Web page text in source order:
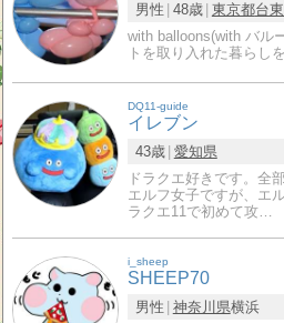
男性 48歳 東京都台
with balloons(with バル
トを取り入れた暮らし
DQ11-guide
イレブン
43歳 愛知県
ドラクエ好きです。全
エルフ女子ですが、エ
ラクエ11で初めて攻…
i_sheep
SHEEP70
男性 神奈川県横浜